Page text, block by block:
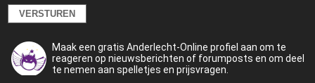
Maak een gratis Anderlecht-Online profiel aan om te
reageren op nieuwsberichten of forumposts en om deel
te nemen aan spelletjes en prijsvragen.